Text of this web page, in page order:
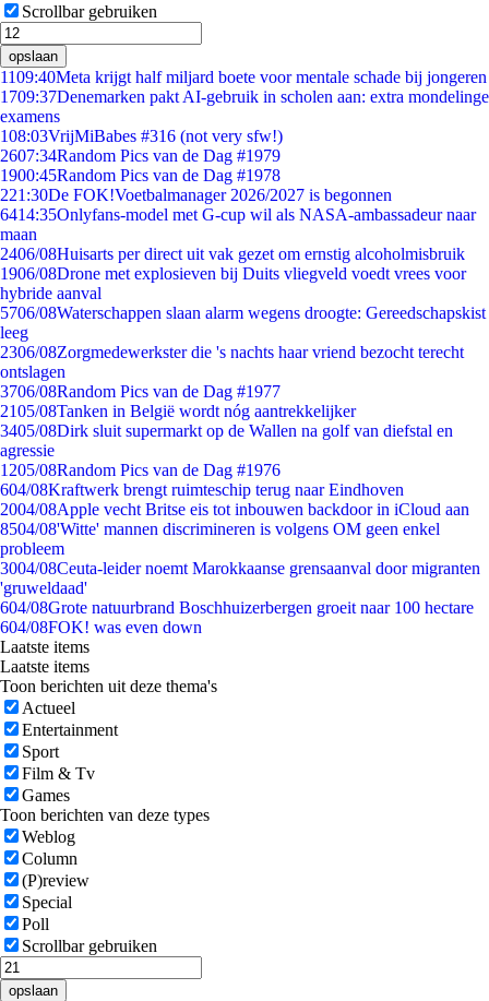
Scrollbar gebruiken
opslaan
1109:40Meta krijgt half miljard boete voor mentale schade bij jongeren
1709:37Denemarken pakt AI-gebruik in scholen aan: extra mondelinge
examens
108:03VrijMiBabes #316 (not very sfw!)
2607:34Random Pics van de Dag #1979
1900:45Random Pics van de Dag #1978
221:30De FOK!Voetbalmanager 2026/2027 is begonnen
6414:35Onlyfans-model met G-cup wil als NASA-ambassadeur naar
maan
2406/08Huisarts per direct uit vak gezet om ernstig alcoholmisbruik
1906/08Drone met explosieven bij Duits vliegveld voedt vrees voor
hybride aanval
5706/08Waterschappen slaan alarm wegens droogte: Gereedschapskist
leeg
2306/08Zorgmedewerkster die 's nachts haar vriend bezocht terecht
ontslagen
3706/08Random Pics van de Dag #1977
2105/08Tanken in België wordt nóg aantrekkelijker
3405/08Dirk sluit supermarkt op de Wallen na golf van diefstal en
agressie
1205/08Random Pics van de Dag #1976
604/08Kraftwerk brengt ruimteschip terug naar Eindhoven
2004/08Apple vecht Britse eis tot inbouwen backdoor in iCloud aan
8504/08'Witte' mannen discrimineren is volgens OM geen enkel
probleem
3004/08Ceuta-leider noemt Marokkaanse grensaanval door migranten
'gruweldaad'
604/08Grote natuurbrand Boschhuizerbergen groeit naar 100 hectare
604/08FOK! was even down
Laatste items
Laatste items
Toon berichten uit deze thema's
Actueel
Entertainment
Sport
Film & Tv
Games
Toon berichten van deze types
Weblog
Column
(P)review
Special
Poll
Scrollbar gebruiken
opslaan